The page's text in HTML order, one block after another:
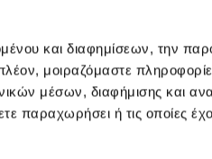
και διαφημίσεων, την
μοιραζόμαστε
μέσων, διαφήμισης και
παραχωρήσει ή τις οποίες
της ΠΕΤΡΟΛΑ
Συμβουλίου και
Συμβουλίου